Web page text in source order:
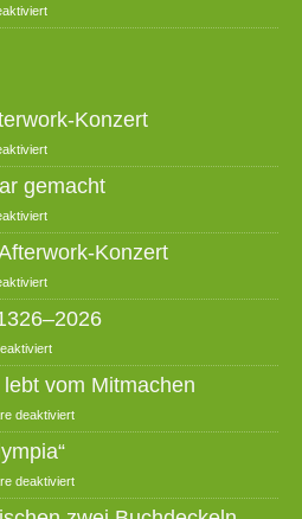
Konzert
gemacht
Konzert
vom Mitmachen
deaktiviert
deaktiviert